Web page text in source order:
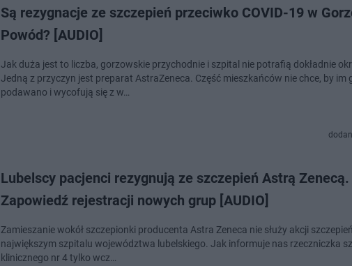
Są rezygnacje ze szczepień przeciwko COVID-19 w
Powód? [AUDIO]
Jak duża jest to liczba, gorzowskie przychodnie i szpital nie potrafią dokładnie
Jedną z przyczyn jest preparat AstraZeneca. Część mieszkańców nie chce, by im
podawano i wycofują się z w…
Lubelscy pacjenci rezygnują ze szczepień Astrą Zenecą.
Zapowiedź rejestracji nowych grup [AUDIO]
Zamieszanie wokół szczepionki producenta Astra Zeneca nie służy akcji
największym szpitalu województwa lubelskiego. Jak informuje nas rzeczniczka
klinicznego nr 4 tylko wcz…